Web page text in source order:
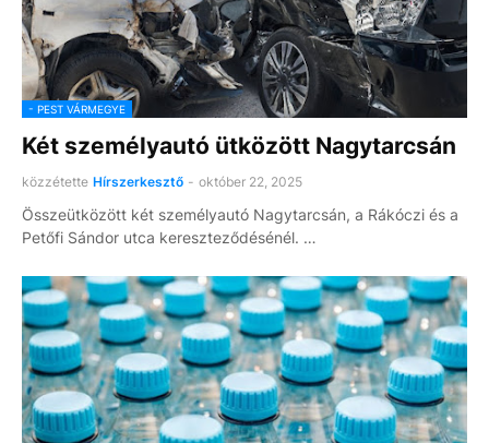
- PEST VÁRMEGYE
Két személyautó ütközött Nagytarcsán
közzétette Hírszerkesztő - október 22, 2025
Összeütközött két személyautó Nagytarcsán, a Rákóczi és a
Petőfi Sándor utca kereszteződésénél. …